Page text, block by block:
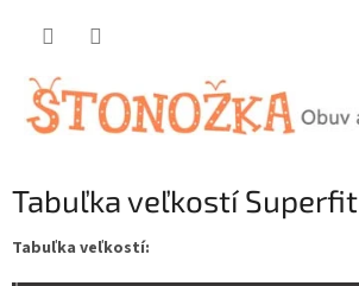
Tabuľka veľkostí Superfit
Tabuľka veľkostí: